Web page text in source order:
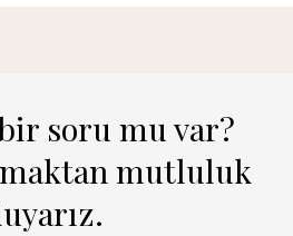
soru mu var?
mutluluk